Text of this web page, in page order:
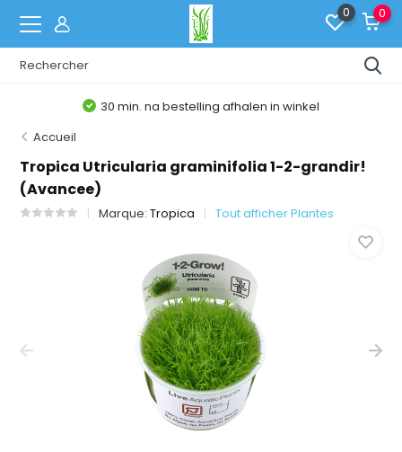
0 0
30 min. na bestelling afhalen in winkel
Accueil
Tropica Utricularia graminifolia 1-2-grandir!
(Avancee)
Marque:Tropica Tout afficher Plantes